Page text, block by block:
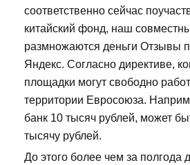
соответственно сейчас
китайский фонд, наш
размножаются деньги Отзывы
Яндекс. Согласно директиве,
площадки могут свободно
территории Евросоюза.
банк 10 тысяч рублей, может
тысячу рублей.
До этого более чем за полгода